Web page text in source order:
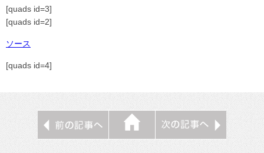
[quads id=3]
[quads id=2]
ソース
[quads id=4]